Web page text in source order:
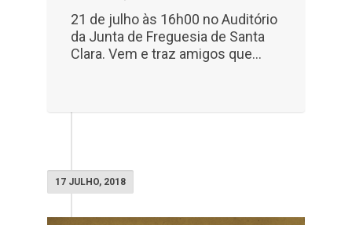
21 de julho às 16h00 no Auditório
da Junta de Freguesia de Santa
Clara. Vem e traz amigos que…
17 JULHO, 2018